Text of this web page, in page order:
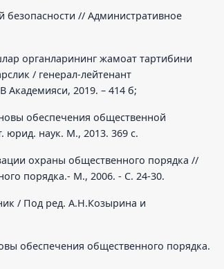
// Административное
органларининг жамоат тартибини
/ генерал-лейтенант
2019. – 414 б;
обеспечения общественной
юрид. наук. М., 2013. 369 с.
охраны общественного порядка //
порядка.- М., 2006. - С. 24-30.
/ Под ред. А.Н.Козырина и
обеспечения общественного порядка.